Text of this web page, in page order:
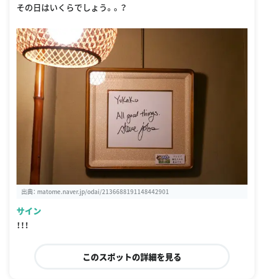
その日はいくらでしょう。。？
出典： matome.naver.jp/odai/2136688191148442901
サイン
！！！
このスポットの詳細を見る